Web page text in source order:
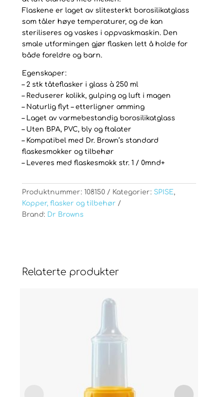
Flaskene er laget av slitesterkt borosilikatglass
som tåler høye temperaturer, og de kan
steriliseres og vaskes i oppvaskmaskin. Den
smale utformingen gjør flasken lett å holde for
både foreldre og barn.
Egenskaper:
– 2 stk tåteflasker i glass à 250 ml
– Reduserer kolikk, gulping og luft i magen
– Naturlig flyt – etterligner amming
– Laget av varmebestandig borosilikatglass
– Uten BPA, PVC, bly og ftalater
– Kompatibel med Dr. Brown’s standard
flaskesmokker og tilbehør
– Leveres med flaskesmokk str. 1 / 0mnd+
Produktnummer: 108150 Kategorier: SPISE,
Kopper, flasker og tilbehør
Brand: Dr Browns
Relaterte produkter